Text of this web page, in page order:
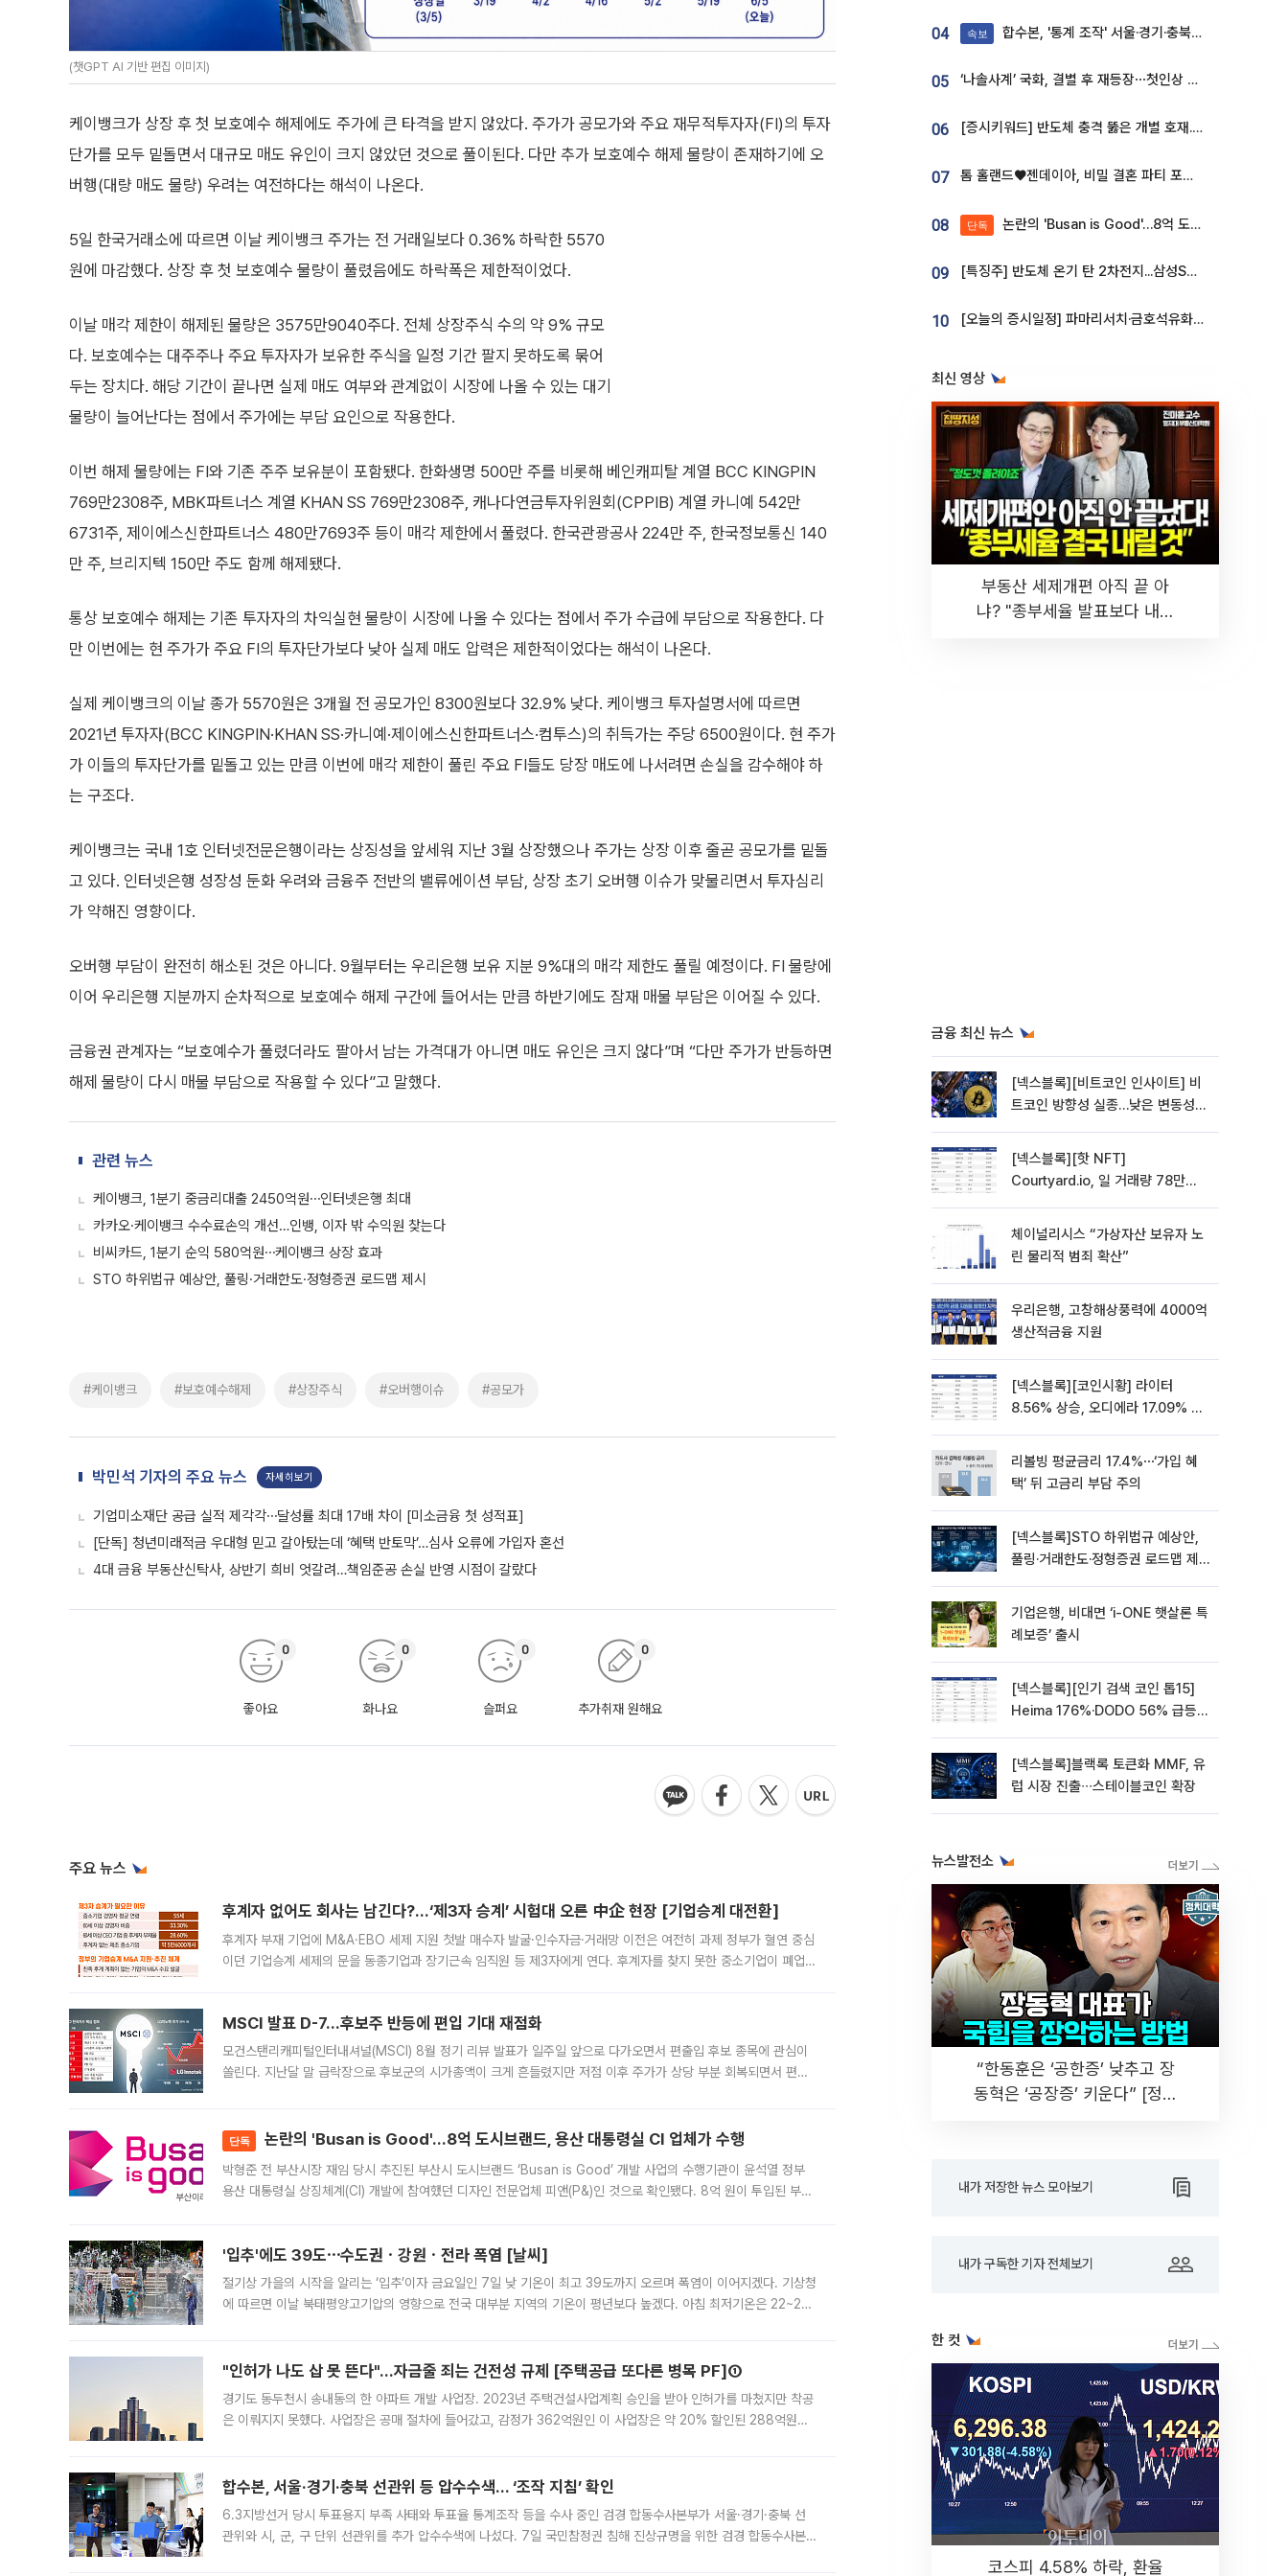
(챗GPT AI 기반 편집 이미지)
케이뱅크가 상장 후 첫 보호예수 해제에도 주가에 큰 타격을 받지 않았다. 주가가 공모가와 주요 재무적투자자(FI)의 투자
단가를 모두 밑돌면서 대규모 매도 유인이 크지 않았던 것으로 풀이된다. 다만 추가 보호예수 해제 물량이 존재하기에 오
버행(대량 매도 물량) 우려는 여전하다는 해석이 나온다.
5일 한국거래소에 따르면 이날 케이뱅크 주가는 전 거래일보다 0.36% 하락한 5570
원에 마감했다. 상장 후 첫 보호예수 물량이 풀렸음에도 하락폭은 제한적이었다.
이날 매각 제한이 해제된 물량은 3575만9040주다. 전체 상장주식 수의 약 9% 규모
다. 보호예수는 대주주나 주요 투자자가 보유한 주식을 일정 기간 팔지 못하도록 묶어
두는 장치다. 해당 기간이 끝나면 실제 매도 여부와 관계없이 시장에 나올 수 있는 대기
물량이 늘어난다는 점에서 주가에는 부담 요인으로 작용한다.
이번 해제 물량에는 FI와 기존 주주 보유분이 포함됐다. 한화생명 500만 주를 비롯해 베인캐피탈 계열 BCC KINGPIN
769만2308주, MBK파트너스 계열 KHAN SS 769만2308주, 캐나다연금투자위원회(CPPIB) 계열 카니예 542만
6731주, 제이에스신한파트너스 480만7693주 등이 매각 제한에서 풀렸다. 한국관광공사 224만 주, 한국정보통신 140
만 주, 브리지텍 150만 주도 함께 해제됐다.
통상 보호예수 해제는 기존 투자자의 차익실현 물량이 시장에 나올 수 있다는 점에서 주가 수급에 부담으로 작용한다. 다
만 이번에는 현 주가가 주요 FI의 투자단가보다 낮아 실제 매도 압력은 제한적이었다는 해석이 나온다.
실제 케이뱅크의 이날 종가 5570원은 3개월 전 공모가인 8300원보다 32.9% 낮다. 케이뱅크 투자설명서에 따르면
2021년 투자자(BCC KINGPIN·KHAN SS·카니예·제이에스신한파트너스·컴투스)의 취득가는 주당 6500원이다. 현 주가
가 이들의 투자단가를 밑돌고 있는 만큼 이번에 매각 제한이 풀린 주요 FI들도 당장 매도에 나서려면 손실을 감수해야 하
는 구조다.
케이뱅크는 국내 1호 인터넷전문은행이라는 상징성을 앞세워 지난 3월 상장했으나 주가는 상장 이후 줄곧 공모가를 밑돌
고 있다. 인터넷은행 성장성 둔화 우려와 금융주 전반의 밸류에이션 부담, 상장 초기 오버행 이슈가 맞물리면서 투자심리
가 약해진 영향이다.
오버행 부담이 완전히 해소된 것은 아니다. 9월부터는 우리은행 보유 지분 9%대의 매각 제한도 풀릴 예정이다. FI 물량에
이어 우리은행 지분까지 순차적으로 보호예수 해제 구간에 들어서는 만큼 하반기에도 잠재 매물 부담은 이어질 수 있다.
금융권 관계자는 “보호예수가 풀렸더라도 팔아서 남는 가격대가 아니면 매도 유인은 크지 않다”며 “다만 주가가 반등하면
해제 물량이 다시 매물 부담으로 작용할 수 있다”고 말했다.
관련 뉴스
케이뱅크, 1분기 중금리대출 2450억원⋯인터넷은행 최대
카카오·케이뱅크 수수료손익 개선…인뱅, 이자 밖 수익원 찾는다
비씨카드, 1분기 순익 580억원⋯케이뱅크 상장 효과
STO 하위법규 예상안, 풀링·거래한도·정형증권 로드맵 제시
#케이뱅크 #보호예수해제 #상장주식 #오버행이슈 #공모가
박민석 기자의 주요 뉴스 자세히보기
기업미소재단 공급 실적 제각각⋯달성률 최대 17배 차이 [미소금융 첫 성적표]
[단독] 청년미래적금 우대형 믿고 갈아탔는데 ‘혜택 반토막’…심사 오류에 가입자 혼선
4대 금융 부동산신탁사, 상반기 희비 엇갈려…책임준공 손실 반영 시점이 갈랐다
좋아요
0
화나요
0
슬퍼요
0
추가취재 원해요
0
주요 뉴스
후계자 없어도 회사는 남긴다?…‘제3자 승계’ 시험대 오른 中企 현장 [기업승계 대전환]
후계자 부재 기업에 M&A·EBO 세제 지원 첫발 매수자 발굴·인수자금·거래망 이전은 여전히 과제 정부가 혈연 중심
이던 기업승계 세제의 문을 동종기업과 장기근속 임직원 등 제3자에게 연다. 후계자를 찾지 못한 중소기업이 폐업
MSCI 발표 D-7…후보주 반등에 편입 기대 재점화
모건스탠리캐피털인터내셔널(MSCI) 8월 정기 리뷰 발표가 일주일 앞으로 다가오면서 편출입 후보 종목에 관심이
쏠린다. 지난달 말 급락장으로 후보군의 시가총액이 크게 흔들렸지만 저점 이후 주가가 상당 부분 회복되면서 편입
단독 논란의 'Busan is Good'…8억 도시브랜드, 용산 대통령실 CI 업체가 수행
박형준 전 부산시장 재임 당시 추진된 부산시 도시브랜드 ‘Busan is Good’ 개발 사업의 수행기관이 윤석열 정부
용산 대통령실 상징체계(CI) 개발에 참여했던 디자인 전문업체 피앤(P&)인 것으로 확인됐다. 8억 원이 투입된 부산
'입추'에도 39도⋯수도권ㆍ강원ㆍ전라 폭염 [날씨]
절기상 가을의 시작을 알리는 ‘입추’이자 금요일인 7일 낮 기온이 최고 39도까지 오르며 폭염이 이어지겠다. 기상청
에 따르면 이날 북태평양고기압의 영향으로 전국 대부분 지역의 기온이 평년보다 높겠다. 아침 최저기온은 22~27
"인허가 나도 삽 못 뜬다"…자금줄 죄는 건전성 규제 [주택공급 또다른 병목 PF]①
경기도 동두천시 송내동의 한 아파트 개발 사업장. 2023년 주택건설사업계획 승인을 받아 인허가를 마쳤지만 착공
은 이뤄지지 못했다. 사업장은 공매 절차에 들어갔고, 감정가 362억원인 이 사업장은 약 20% 할인된 288억원에
합수본, 서울·경기·충북 선관위 등 압수수색… ‘조작 지침’ 확인
6.3지방선거 당시 투표용지 부족 사태와 투표율 통계조작 등을 수사 중인 검경 합동수사본부가 서울·경기·충북 선
관위와 시, 군, 구 단위 선관위를 추가 압수수색에 나섰다. 7일 국민참정권 침해 진상규명을 위한 검경 합동수사본
04 속보 합수본, '통계 조작' 서울·경기·충북 선관위 등 추가 압수수색
05 ‘나솔사계’ 국화, 결별 후 재등장⋯첫인상 투표 휩쓸고 ‘인기녀’ 등극
06 [증시키워드] 반도체 충격 뚫은 개별 호재...포스코퓨처엠·에코프로·한화솔루션 '눈길'
07 톰 홀랜드♥젠데이아, 비밀 결혼 파티 포착⋯호텔 대관비만 9억
08 단독 논란의 'Busan is Good'…8억 도시브랜드, 용산 대통령실 CI 업체가 수행
09 [특징주] 반도체 온기 탄 2차전지...삼성SDI, 장 초반 7% 넘게 껑충
10 [오늘의 증시일정] 파마리서치·금호석유화학·코오롱인더·상상인증권 등
최신 영상
부동산 세제개편 아직 끝 아
냐? "종부세율 발표보다 내릴
금융 최신 뉴스
[넥스블록][비트코인 인사이트] 비
트코인 방향성 실종…낮은 변동성에
[넥스블록][핫 NFT]
Courtyard.io, 일 거래량 78만
체이널리시스 “가상자산 보유자 노
린 물리적 범죄 확산”
우리은행, 고창해상풍력에 4000억
생산적금융 지원
[넥스블록][코인시황] 라이터
8.56% 상승, 오디에라 17.09% 하
리볼빙 평균금리 17.4%⋯‘가입 혜
택’ 뒤 고금리 부담 주의
[넥스블록]STO 하위법규 예상안,
풀링·거래한도·정형증권 로드맵 제
기업은행, 비대면 ‘i-ONE 햇살론 특
례보증’ 출시
[넥스블록][인기 검색 코인 톱15]
Heima 176%·DODO 56% 급등…
[넥스블록]블랙록 토큰화 MMF, 유
럽 시장 진출∙∙∙스테이블코인 확장
뉴스발전소
“한동훈은 ‘공한증’ 낮추고 장
동혁은 ‘공장증’ 키운다” [정치
내가 저장한 뉴스 모아보기
내가 구독한 기자 전체보기
한 컷
코스피 4.58% 하락, 환율